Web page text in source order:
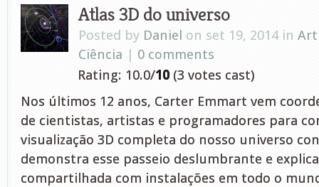
Atlas 3D do universo
Posted by Daniel on set 19, 2014 in
Ciência | 0 comments
Rating: 10.0/10 (3 votes cast)
Nos últimos 12 anos, Carter Emmart vem
de cientistas, artistas e programadores para
visualização 3D completa do nosso universo
demonstra esse passeio deslumbrante e
compartilhada com instalações em todo o